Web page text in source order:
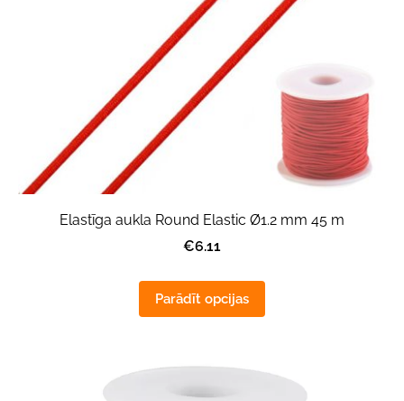
Elastīga aukla Round Elastic Ø1.2 mm 45 m
€6.11
Parādīt opcijas